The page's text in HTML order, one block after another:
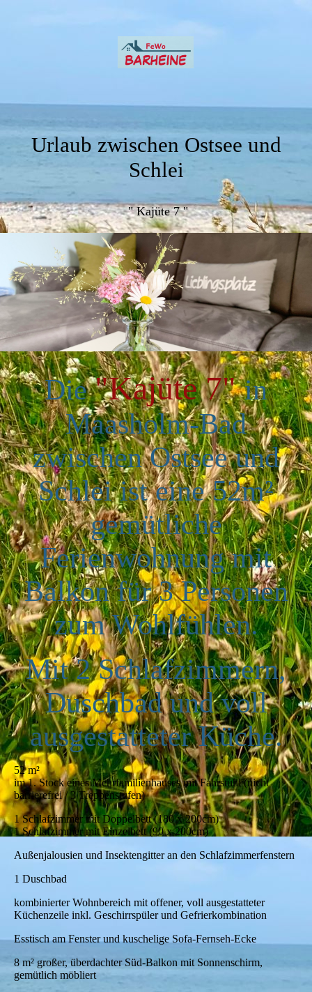
Urlaub zwischen Ostsee und
Schlei
" Kajüte 7 "
Die"Kajüte 7"in
Maasholm-Bad
zwischen Ostsee und
Schlei ist eine 52m²
gemütliche
Ferienwohnung mit
Balkon für 3 Personen
zum Wohlfühlen.
Mit 2 Schlafzimmern,
Duschbad und voll
ausgestatteter Küche.
52 m²
im 1. Stock eines Mehrfamilienhauses mit Fahrstuhl (nicht
barrierefrei / 3 Treppenstufen)
1 Schlafzimmer mit Doppelbett (180 x 200cm)
1 Schlafzimmer mit Einzelbett (90 x 200cm)
Außenjalousien und Insektengitter an den Schlafzimmerfenstern
1 Duschbad
kombinierter Wohnbereich mit offener, voll ausgestatteter
Küchenzeile inkl. Geschirrspüler und Gefrierkombination
Esstisch am Fenster und kuschelige Sofa-Fernseh-Ecke
8 m² großer, überdachter Süd-Balkon mit Sonnenschirm,
gemütlich möbliert